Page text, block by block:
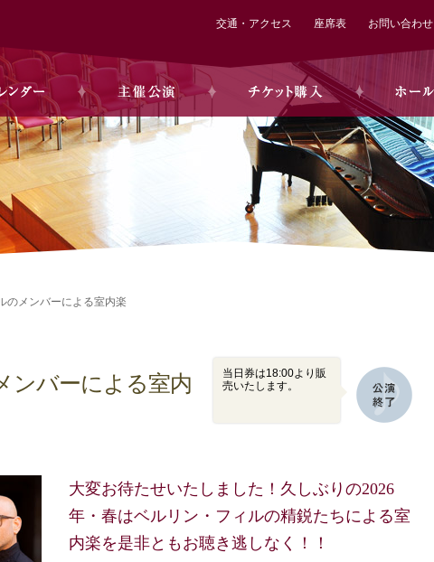
交通・アクセス 座席表 お問い合わせ
のメンバーによる室内楽
当日券は18:00より販
売いたします。
ンバーによる室内
大変お待たせいたしました！久しぶりの2026
年・春はベルリン・フィルの精鋭たちによる室
内楽を是非ともお聴き逃しなく！！